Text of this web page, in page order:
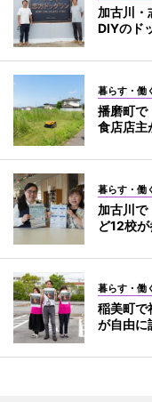
加古川
DIYのド
暮らす・働
播磨町
食店店主
暮らす・働
加古川
ど12校
暮らす・働
稲美町
が自由に